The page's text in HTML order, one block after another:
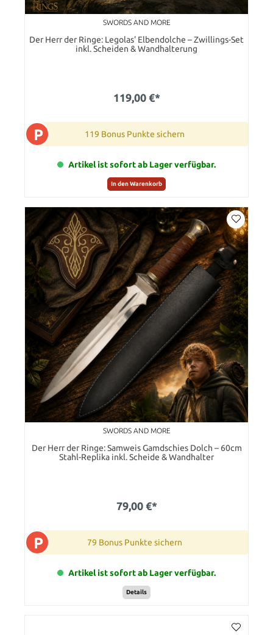
SWORDS AND MORE
Der Herr der Ringe: Legolas' Elbendolche – Zwillings-Set
inkl. Scheiden & Wandhalterung
119,00 €*
P 119 Bonus Punkte sichern
Artikel ist sofort ab Lager verfügbar.
In den Warenkorb
SWORDS AND MORE
Der Herr der Ringe: Samweis Gamdschies Dolch – 60cm
Stahl-Replika inkl. Scheide & Wandhalter
79,00 €*
P 79 Bonus Punkte sichern
Artikel ist sofort ab Lager verfügbar.
Details